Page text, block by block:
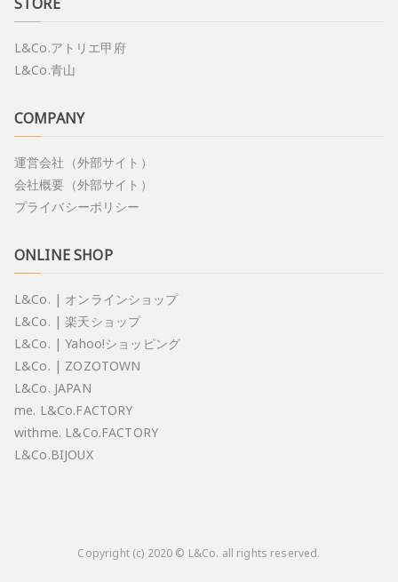
L&Co.アトリエ甲府
L&Co.青山
COMPANY
運営会社（外部サイト）
会社概要（外部サイト）
プライバシーポリシー
ONLINE SHOP
L&Co. | オンラインショップ
L&Co. | 楽天ショップ
L&Co. | Yahoo!ショッピング
L&Co. | ZOZOTOWN
L&Co. JAPAN
me. L&Co.FACTORY
withme. L&Co.FACTORY
L&Co.BIJOUX
Copyright (c) 2020 © L&Co. all rights reserved.